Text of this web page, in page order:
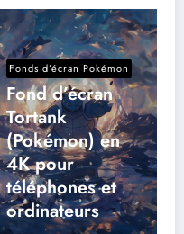
Fonds d’écran Pokémon
Fond d’écran
Tortank
(Pokémon) en
4K pour
téléphones et
ordinateurs